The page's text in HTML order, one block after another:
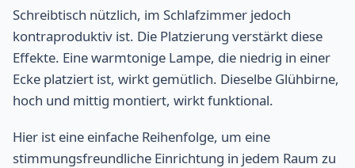
Schreibtisch nützlich, im Schlafzimmer jedoch
kontraproduktiv ist. Die Platzierung verstärkt diese
Effekte. Eine warmtonige Lampe, die niedrig in einer
Ecke platziert ist, wirkt gemütlich. Dieselbe Glühbirne,
hoch und mittig montiert, wirkt funktional.
Hier ist eine einfache Reihenfolge, um eine
stimmungsfreundliche Einrichtung in jedem Raum zu